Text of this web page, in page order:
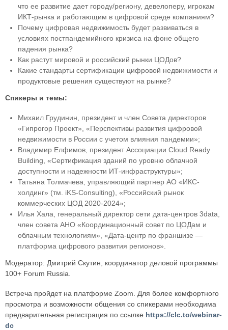
что ее развитие дает городу/региону, девелоперу, игрокам
ИКТ-рынка и работающим в цифровой среде компаниям?
Почему цифровая недвижимость будет развиваться в
условиях постпандемийного кризиса на фоне общего
падения рынка?
Как растут мировой и российский рынки ЦОДов?
Какие стандарты сертификации цифровой недвижимости и
продуктовые решения существуют на рынке?
Спикеры и темы:
Михаил Грудинин, президент и член Совета директоров
«Гипрогор Проект», «Перспективы развития цифровой
недвижимости в России с учетом влияния пандемии»;
Владимир Елфимов, президент Ассоциации Cloud Ready
Building, «Сертификация зданий по уровню облачной
доступности и надежности ИТ-инфраструктуры»;
Татьяна Толмачева, управляющий партнер АО «ИКС-
холдинг» (тм. iKS-Consulting), «Российский рынок
коммерческих ЦОД 2020-2024»;
Илья Хала, генеральный директор сети дата-центров 3data,
член совета АНО «Координационный совет по ЦОДам и
облачным технологиям», «Дата-центр по франшизе —
платформа цифрового развития регионов».
Модератор: Дмитрий Скутин, координатор деловой программы
100+ Forum Russia.
Встреча пройдет на платформе Zoom. Для более комфортного
просмотра и возможности общения со спикерами необходима
предварительная регистрация по ссылке https://clc.to/webinar-
dc